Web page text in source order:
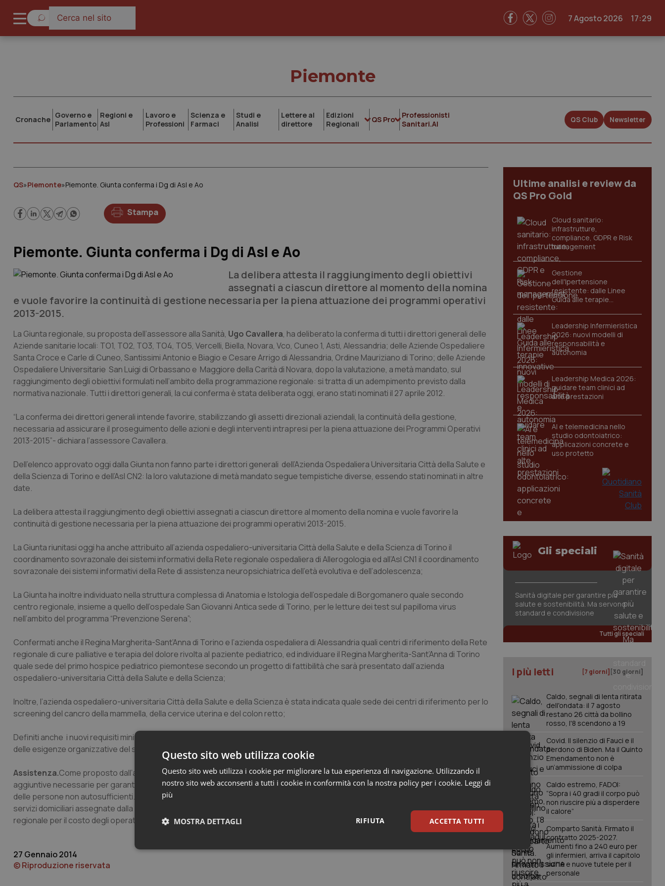
7 Agosto 2026 17:29
Piemonte
Cronache Governo e
Parlamento
Regioni e
Asl
Lavoro e
Professioni
Scienza e
Farmaci
Studi e
Analisi
Lettere al
direttore
Edizioni
Regionali
QS Pro
Professionisti
Sanitari.AI
QS Club Newsletter
QS»Piemonte»Piemonte. Giunta conferma i Dg di Asl e Ao
Stampa
Piemonte. Giunta conferma i Dg di Asl e Ao
La delibera attesta il raggiungimento degli obiettivi
assegnati a ciascun direttore al momento della nomina
e vuole favorire la continuità di gestione necessaria per la piena attuazione dei programmi operativi
2013-2015.
La Giunta regionale, su proposta dell’assessore alla Sanità, Ugo Cavallera, ha deliberato la conferma di tutti i direttori generali delle
Aziende sanitarie locali: TO1, TO2, TO3, TO4, TO5, Vercelli, Biella, Novara, Vco, Cuneo 1, Asti, Alessandria; delle Aziende Ospedaliere
Santa Croce e Carle di Cuneo, Santissimi Antonio e Biagio e Cesare Arrigo di Alessandria, Ordine Mauriziano di Torino; delle Aziende
Ospedaliere Universitarie San Luigi di Orbassano e Maggiore della Carità di Novara, dopo la valutazione, a metà mandato, sul
raggiungimento degli obiettivi formulati nell’ambito della programmazione regionale: si tratta di un adempimento previsto dalla
normativa nazionale. Tutti i direttori generali, la cui conferma è stata deliberata oggi, erano stati nominati il 27 aprile 2012.
“La conferma dei direttori generali intende favorire, stabilizzando gli assetti direzionali aziendali, la continuità della gestione,
necessaria ad assicurare il proseguimento delle azioni e degli interventi intrapresi per la piena attuazione dei Programmi Operativi
2013-2015”- dichiara l’assessore Cavallera.
Dell’elenco approvato oggi dalla Giunta non fanno parte i direttori generali dell’Azienda Ospedaliera Universitaria Città della Salute e
della Scienza di Torino e dell’Asl CN2: la loro valutazione di metà mandato segue tempistiche diverse, essendo stati nominati in altre
date.
La delibera attesta il raggiungimento degli obiettivi assegnati a ciascun direttore al momento della nomina e vuole favorire la
continuità di gestione necessaria per la piena attuazione dei programmi operativi 2013-2015.
La Giunta riunitasi oggi ha anche attribuito all’azienda ospedaliero-universitaria Città della Salute e della Scienza di Torino il
coordinamento sovrazonale dei sistemi informativi della Rete regionale ospedaliera di Allerogologia ed all’Asl CN1 il coordinamento
sovrazonale dei sistemi informativi della Rete di assistenza neuropsichiatrica dell’età evolutiva e dell’adolescenza;
La Giunta ha inoltre individuato nella struttura complessa di Anatomia e Istologia dell’ospedale di Borgomanero quale secondo
centro regionale, insieme a quello dell’ospedale San Giovanni Antica sede di Torino, per le letture dei test sul papilloma virus
nell’ambito del programma “Prevenzione Serena”;
Confermati anche il Regina Margherita-Sant’Anna di Torino e l’azienda ospedaliera di Alessandria quali centri di riferimento della Rete
regionale di cure palliative e terapia del dolore rivolta al paziente pediatrico, ed individuare il Regina Margherita-Sant’Anna di Torino
quale sede del primo hospice pediatrico piemontese secondo un progetto di fattibilità che sarà presentato dall’azienda
ospedaliero-universitaria Città della Salute e della Scienza;
Inoltre, l’azienda ospedaliero-universitaria Città della Salute e della Scienza è stata indicata quale sede dei centri di riferimento per lo
screening del cancro della mammella, della cervice uterina e del colon retto;
Definiti anche i nuovi requisiti minimi autorizzativi per le case di cura private, adeguati all’innovazione tecnologica e all’evoluzione
delle esigenze organizzative del sistema sanitario.
Assistenza.Come proposto dall’assessore Ugo Cavallera, sono state quantificate in circa 30 milioni di euro le risorse regionali
aggiuntive necessarie per garantire nel 2014 la continuità dell’erogazione delle prestazioni domiciliari in lungoassistenza a favore
delle persone non autosufficienti. A queste risorse vanno sommate quelle statali del Fondo per le non autosufficienze, quelle per i
servizi domiciliari assegnate dalla Regione agli enti gestori delle funzioni socio-assistenziali e quelle provenienti dal Fondo sanitario
regionale per il costo degli operatori socio-sanitari.
27 Gennaio 2014
© Riproduzione riservata
Ultime analisi e review da
QS Pro Gold
Cloud sanitario:
infrastrutture,
compliance, GDPR e Risk
management
Gestione
dell'Ipertensione
resistente: dalle Linee
Guida alle terapie
innovative
Leadership Infermieristica
2026: nuovi modelli di
responsabilità e
autonomia
Leadership Medica 2026:
guidare team clinici ad
alte prestazioni
AI e telemedicina nello
studio odontoiatrico:
applicazioni concrete e
uso protetto
Gli speciali
Sanità digitale per garantire più
salute e sostenibilità. Ma servono
standard e condivisione
Tutti gli speciali
I più letti [7 giorni] [30 giorni]
Caldo, segnali di lenta ritirata
dell'ondata: il 7 agosto
restano 26 città da bollino
rosso, l'8 scendono a 19
Covid. Il silenzio di Fauci e il
perdono di Biden. Ma il Quinto
Emendamento non è
un’ammissione di colpa
Caldo estremo, FADOI:
“Sopra i 40 gradi il corpo può
non riuscire più a disperdere
il calore”
Comparto Sanità. Firmato il
contratto 2025-2027.
Aumenti fino a 240 euro per
gli infermieri, arriva il capitolo
sull'IA e nuove tutele per il
personale
Questo sito web utilizza cookie
Questo sito web utilizza i cookie per migliorare la tua esperienza di navigazione. Utilizzando il
nostro sito web acconsenti a tutti i cookie in conformità con la nostra policy per i cookie. Leggi di
più
ACCETTA TUTTI
RIFIUTA
MOSTRA DETTAGLI
Necessari Statistici Marketing